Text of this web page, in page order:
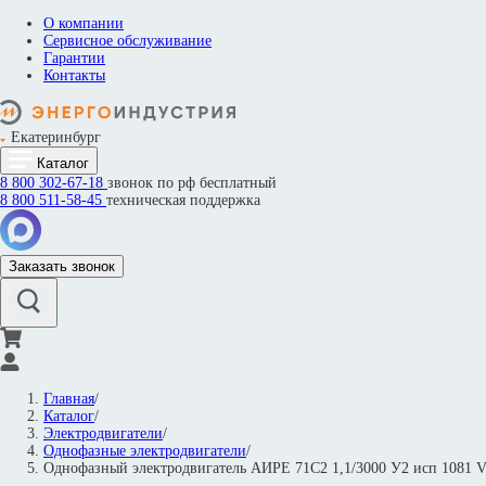
О компании
Сервисное обслуживание
Гарантии
Контакты
Екатеринбург
Каталог
8 800 302-67-18 звонок по рф бесплатный
8 800 511-58-45 техническая поддержка
Заказать звонок
Главная/
Каталог/
Электродвигатели/
Однофазные электродвигатели/
Однофазный электродвигатель АИРЕ 71С2 1,1/3000 У2 исп 1081